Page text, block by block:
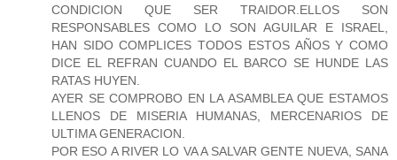
CONDICION QUE SER TRAIDOR.ELLOS SON
RESPONSABLES COMO LO SON AGUILAR E ISRAEL,
HAN SIDO COMPLICES TODOS ESTOS AÑOS Y COMO
DICE EL REFRAN CUANDO EL BARCO SE HUNDE LAS
RATAS HUYEN.
AYER SE COMPROBO EN LA ASAMBLEA QUE ESTAMOS
LLENOS DE MISERIA HUMANAS, MERCENARIOS DE
ULTIMA GENERACION.
POR ESO A RIVER LO VA A SALVAR GENTE NUEVA, SANA